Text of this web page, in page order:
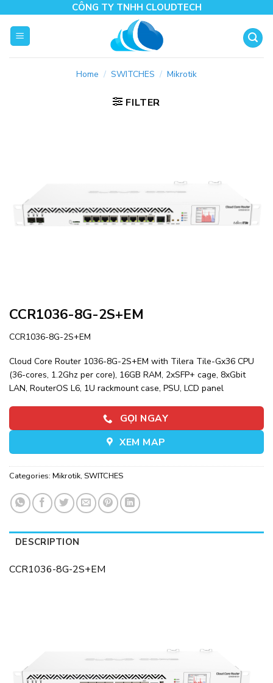
content
CÔNG TY TNHH CLOUDTECH
Home / SWITCHES / Mikrotik
FILTER
CCR1036-8G-2S+EM
CCR1036-8G-2S+EM
Cloud Core Router 1036-8G-2S+EM with Tilera Tile-Gx36 CPU
(36-cores, 1.2Ghz per core), 16GB RAM, 2xSFP+ cage, 8xGbit
LAN, RouterOS L6, 1U rackmount case, PSU, LCD panel
GỌI NGAY
XEM MAP
Categories: Mikrotik, SWITCHES
DESCRIPTION
CCR1036-8G-2S+EM